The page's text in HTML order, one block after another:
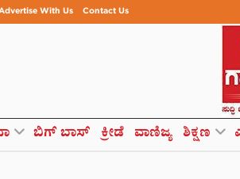
With Us Contact Us
ಬಿಗ್ ಬಾಸ್ ಕ್ರೀಡೆ ವಾಣಿಜ್ಯ ಶಿಕ್ಷಣ